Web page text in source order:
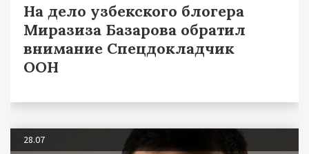
На дело узбекского блогера
Миразиза Базарова обратил
внимание Спецдокладчик
ООН
28.07